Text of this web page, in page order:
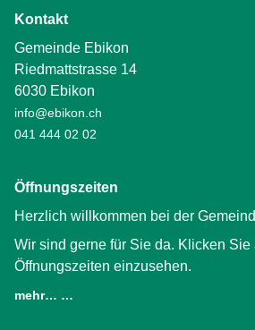
Kontakt
Gemeinde Ebikon
Riedmattstrasse 14
6030 Ebikon
info@ebikon.ch
041 444 02 02
Öffnungszeiten
Herzlich willkommen bei der
Wir sind gerne für Sie da. Klicken Sie
Öffnungszeiten einzusehen.
mehr… …